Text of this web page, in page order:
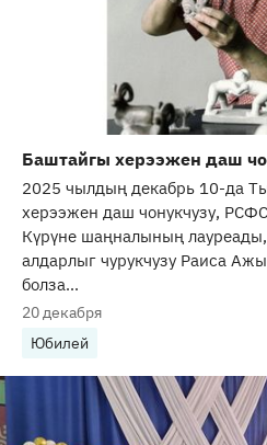
Баштайгы херээжен даш
2025 чылдың декабрь 10-да
херээжен даш чонукчузу,
Күрүне шаңналының
алдарлыг чурукчузу Раиса
болза...
20 декабря
Юбилей